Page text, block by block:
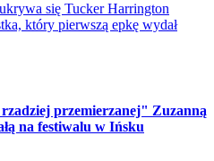
się Tucker Harrington
który pierwszą epkę wydał
przemierzanej" Zuzanną
na festiwalu w Ińsku